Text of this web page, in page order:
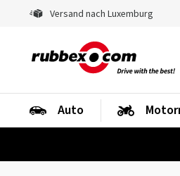
Versand nach Luxemburg
Auto